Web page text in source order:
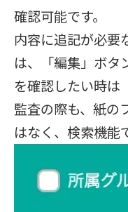
確認可能です。
内容に追記が必要
は、「編集」ボタ
を確認したい時は
監査の際も、紙の
はなく、検索機能